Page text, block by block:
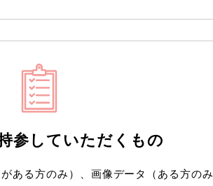
参していただくもの
ある方のみ）、画像データ（ある方の